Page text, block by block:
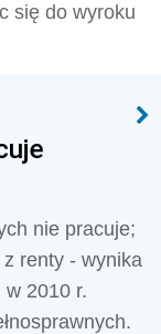
się do wyroku
nie pracuje;
z renty - wynika
2010 r.